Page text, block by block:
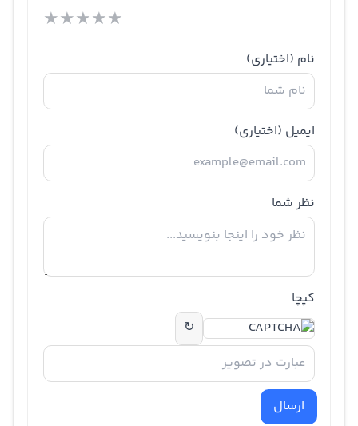
★★★★★
نام (اختیاری)
ایمیل (اختیاری)
نظر شما
کپچا
↻
ارسال